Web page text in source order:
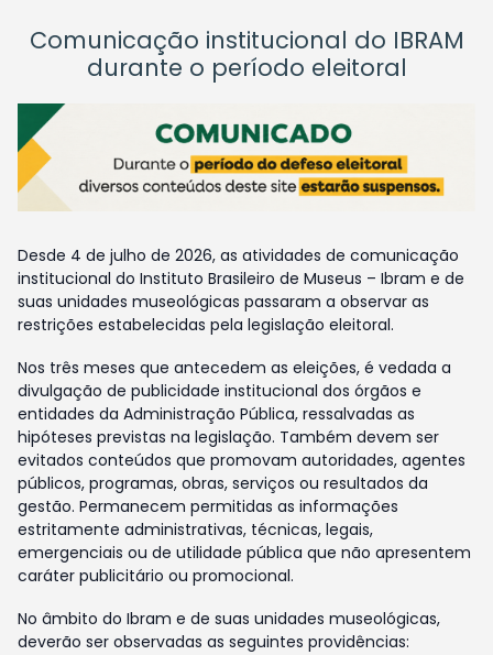
Comunicação institucional do IBRAM
durante o período eleitoral
Desde 4 de julho de 2026, as atividades de comunicação
institucional do Instituto Brasileiro de Museus – Ibram e de
suas unidades museológicas passaram a observar as
restrições estabelecidas pela legislação eleitoral.
Nos três meses que antecedem as eleições, é vedada a
divulgação de publicidade institucional dos órgãos e
entidades da Administração Pública, ressalvadas as
hipóteses previstas na legislação. Também devem ser
evitados conteúdos que promovam autoridades, agentes
públicos, programas, obras, serviços ou resultados da
gestão. Permanecem permitidas as informações
estritamente administrativas, técnicas, legais,
emergenciais ou de utilidade pública que não apresentem
caráter publicitário ou promocional.
No âmbito do Ibram e de suas unidades museológicas,
deverão ser observadas as seguintes providências: